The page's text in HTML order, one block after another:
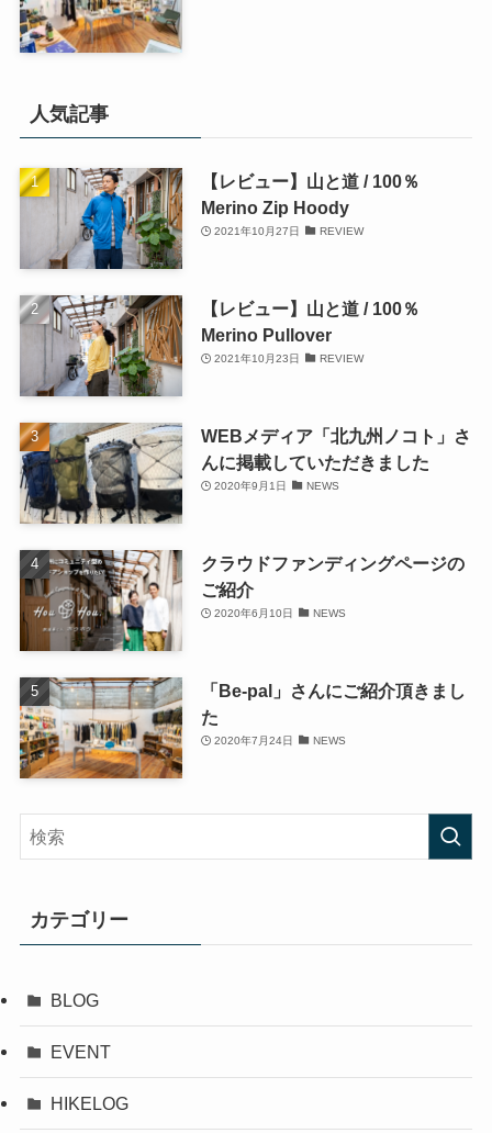
人気記事
【レビュー】山と道 / 100％
Merino Zip Hoody
2021年10月27日 REVIEW
【レビュー】山と道 / 100％
Merino Pullover
2021年10月23日 REVIEW
WEBメディア「北九州ノコト」さ
んに掲載していただきました
2020年9月1日 NEWS
クラウドファンディングページの
ご紹介
2020年6月10日 NEWS
「Be-pal」さんにご紹介頂きまし
た
2020年7月24日 NEWS
カテゴリー
BLOG
EVENT
HIKELOG